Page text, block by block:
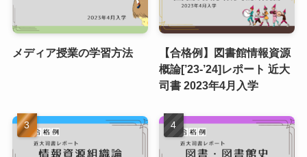
メディア授業の学習方法
【合格例】図書館情報資源
概論[’23-’24]レポート 近大
司書 2023年4月入学